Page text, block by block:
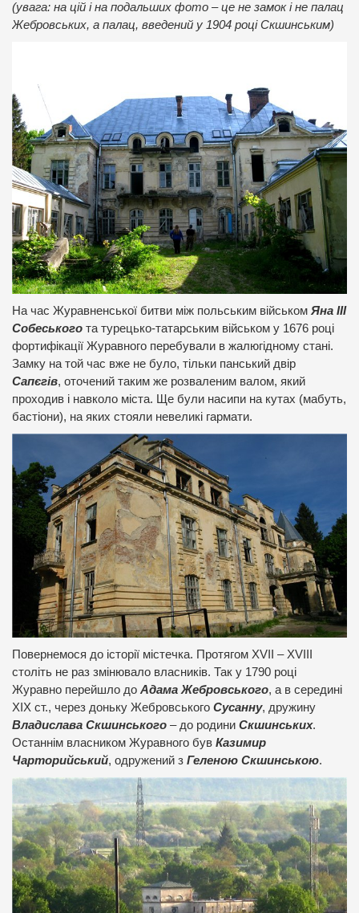
(увага: на цій і на подальших фото – це не замок і не палац
Жебровських, а палац, введений у 1904 році Скшинським)
На час Журавненської битви між польським військом Яна ІІІ
Собеського та турецько-татарським військом у 1676 році
фортифікації Журавного перебували в жалюгідному стані.
Замку на той час вже не було, тільки панський двір
Сапєгів, оточений таким же розваленим валом, який
проходив і навколо міста. Ще були насипи на кутах (мабуть,
бастіони), на яких стояли невеликі гармати.
Повернемося до історії містечка. Протягом XVII – XVIII
століть не раз змінювало власників. Так у 1790 році
Журавно перейшло до Адама Жебровського, а в середині
ХІХ ст., через доньку Жебровського Сусанну, дружину
Владислава Скшинського – до родини Скшинських.
Останнім власником Журавного був Казимир
Чарторийський, одружений з Геленою Скшинською.